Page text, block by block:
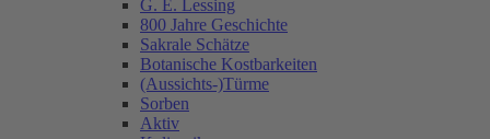
G. E. Lessing
800 Jahre Geschichte
Sakrale Schätze
Botanische Kostbarkeiten
(Aussichts-)Türme
Sorben
Aktiv